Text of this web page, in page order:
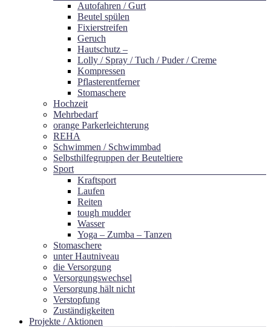
Autofahren / Gurt
Beutel spülen
Fixierstreifen
Geruch
Hautschutz –
Lolly / Spray / Tuch / Puder / Creme
Kompressen
Pflasterentferner
Stomaschere
Hochzeit
Mehrbedarf
orange Parkerleichterung
REHA
Schwimmen / Schwimmbad
Selbsthilfegruppen der Beuteltiere
Sport
Kraftsport
Laufen
Reiten
tough mudder
Wasser
Yoga – Zumba – Tanzen
Stomaschere
unter Hautniveau
die Versorgung
Versorgungswechsel
Versorgung hält nicht
Verstopfung
Zuständigkeiten
Projekte / Aktionen